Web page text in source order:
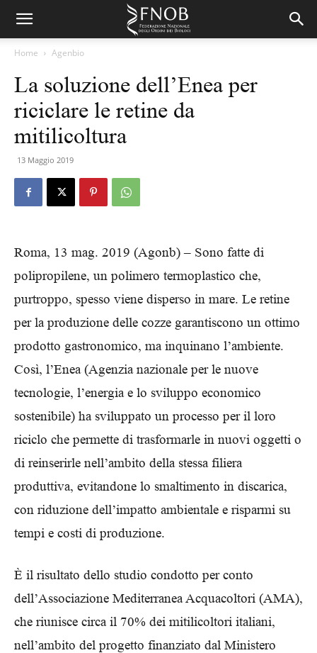
Home Agenbio
La soluzione dell’Enea per
riciclare le retine da
mitilicoltura
13 Maggio 2019
Roma, 13 mag. 2019 (Agonb) – Sono fatte di
polipropilene, un polimero termoplastico che,
purtroppo, spesso viene disperso in mare. Le retine
per la produzione delle cozze garantiscono un ottimo
prodotto gastronomico, ma inquinano l’ambiente.
Così, l’Enea (Agenzia nazionale per le nuove
tecnologie, l’energia e lo sviluppo economico
sostenibile) ha sviluppato un processo per il loro
riciclo che permette di trasformarle in nuovi oggetti o
di reinserirle nell’ambito della stessa filiera
produttiva, evitandone lo smaltimento in discarica,
con riduzione dell’impatto ambientale e risparmi su
tempi e costi di produzione.
È il risultato dello studio condotto per conto
dell’Associazione Mediterranea Acquacoltori (AMA),
che riunisce circa il 70% dei mitilicoltori italiani,
nell’ambito del progetto finanziato dal Ministero